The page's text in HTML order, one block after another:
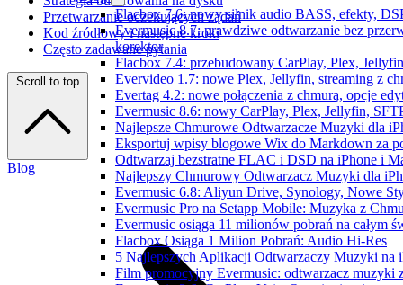
Flacbox 7.6: nowy silnik audio BASS, efekty,
Evermusic 8.7: prawdziwe odtwarzanie bez
korektor
Flacbox 7.4: przebudowany CarPlay, Plex,
Evervideo 1.7: nowe Plex, Jellyfin, streaming z
Evertag 4.2: nowe połączenia z chmurą, opcje
Evermusic 8.6: nowy CarPlay, Plex, Jellyfin,
Najlepsze Chmurowe Odtwarzacze Muzyki dla
Eksportuj wpisy blogowe Wix do Markdown za
Odtwarzaj bezstratne FLAC i DSD na iPhone i
Najlepszy Chmurowy Odtwarzacz Muzyki dla
Evermusic 6.8: Aliyun Drive, Synology, Nowe
Evermusic Pro na Setapp Mobile: Muzyka z
Evermusic osiąga 11 milionów pobrań na całym
Flacbox Osiąga 1 Milion Pobrań: Audio Hi-Res
5 Najlepszych Aplikacji Odtwarzaczy Muzyki na
Film promocyjny Evermusic: odtwarzacz muzyki
Przetwarzanie oczekujących żądań
Kod źródłowy i następne kroki
Często zadawane pytania
Scroll to top
Blog